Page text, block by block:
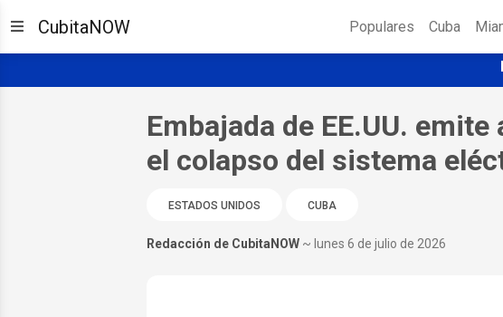
CubitaNOW Populares Cuba
Embajada de EE.UU.
el colapso del sistema
ESTADOS UNIDOS CUBA
Redacción de CubitaNOW ~ lunes 6 de julio de 2026